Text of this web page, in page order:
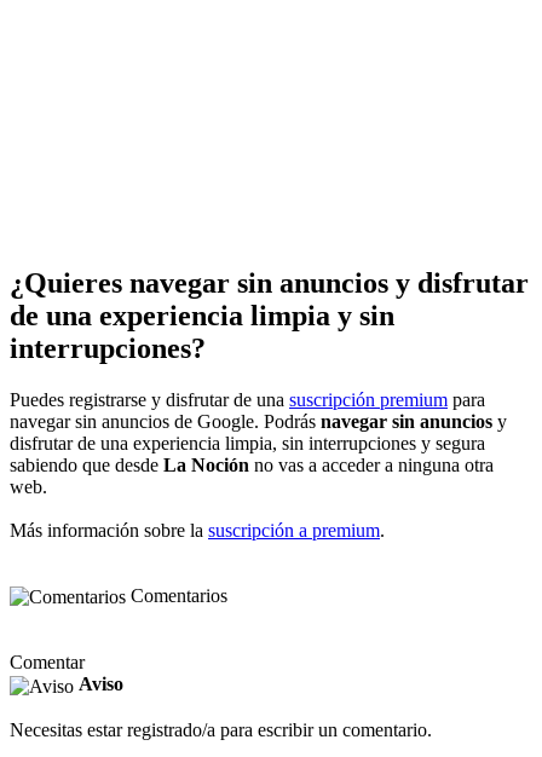
¿Quieres navegar sin anuncios y disfrutar
de una experiencia limpia y sin
interrupciones?
Puedes registrarse y disfrutar de una suscripción premium para
navegar sin anuncios de Google. Podrás navegar sin anuncios y
disfrutar de una experiencia limpia, sin interrupciones y segura
sabiendo que desde La Noción no vas a acceder a ninguna otra
web.
Más información sobre la suscripción a premium.
Comentarios
Comentar
Aviso
Necesitas estar registrado/a para escribir un comentario.